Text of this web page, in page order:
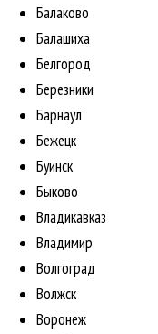
Балаково
Балашиха
Белгород
Березники
Барнаул
Бежецк
Буинск
Быково
Владикавказ
Владимир
Волгоград
Волжск
Воронеж